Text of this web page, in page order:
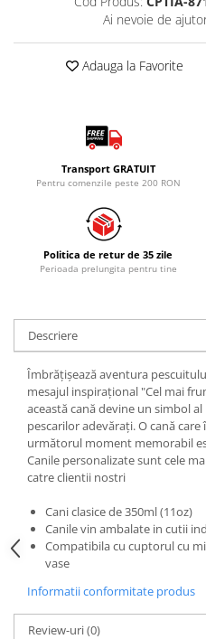
Ai nevoie de
Adauga la Favorite
Transport GRATUIT
Pentru comenzile peste 200 RON
Politica de retur de 35 zile
Perioada prelungita pentru tine
Descriere
Îmbrățișează aventura
mesajul inspirațional "Cel mai
această cană devine un simbol
pescarilor adevărați. O cană
următorul moment memorabil
Canile personalizate sunt cele
catre clientii nostri
Cani clasice de 350ml (11oz)
Canile vin ambalate in cutii
Compatibila cu cuptorul cu
vase
Informatii conformitate produs
Review-uri(0)